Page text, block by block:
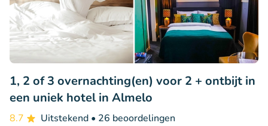
1, 2 of 3 overnachting(en) voor 2 + ontbijt in
een uniek hotel in Almelo
8.7 Uitstekend • 26 beoordelingen